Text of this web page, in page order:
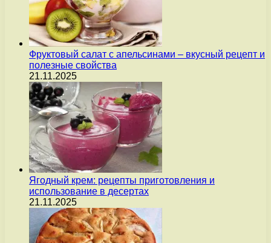
Фруктовый салат с апельсинами – вкусный рецепт и
полезные свойства
21.11.2025
Ягодный крем: рецепты приготовления и
использование в десертах
21.11.2025